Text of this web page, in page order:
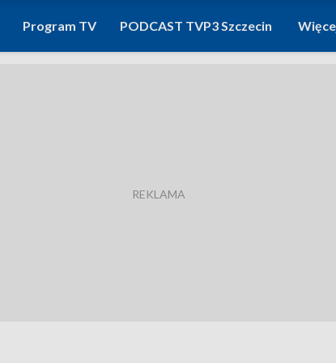
Program TV PODCAST TVP3 Szczecin